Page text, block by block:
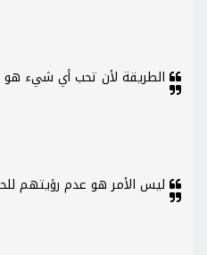
الطريقة لأن تحب أي شيء هو
ليس الأمر هو عدم رؤيتهم